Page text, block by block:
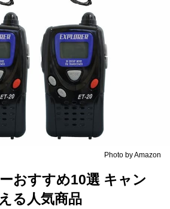
Photo by Amazon
おすすめ10選 キャン
る人気商品